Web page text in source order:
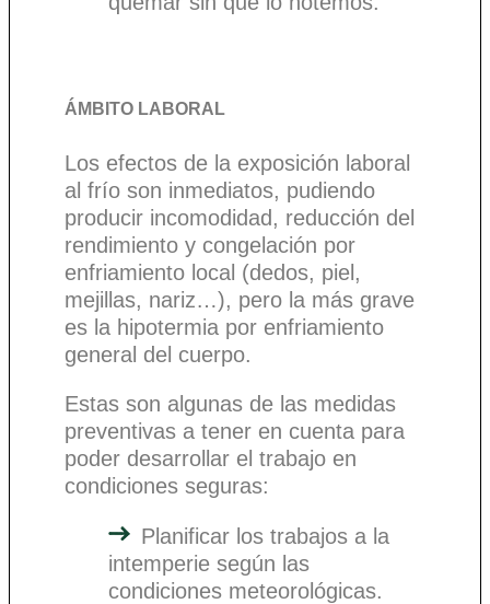
ÁMBITO LABORAL
Los efectos de la exposición laboral
al frío son inmediatos, pudiendo
producir incomodidad, reducción del
rendimiento y congelación por
enfriamiento local (dedos, piel,
mejillas, nariz…), pero la más grave
es la hipotermia por enfriamiento
general del cuerpo.
Estas son algunas de las medidas
preventivas a tener en cuenta para
poder desarrollar el trabajo en
condiciones seguras:
Planificar los trabajos a la
intemperie según las
condiciones meteorológicas.